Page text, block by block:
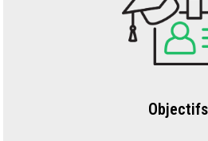
Objectifs